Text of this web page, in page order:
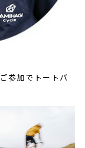
参加でトートバ